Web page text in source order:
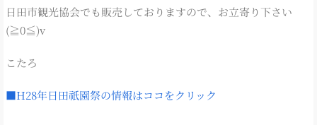
日田市観光協会でも販売しておりますので、お立寄り下さい
(≧0≦)v
こたろ
■H28年日田祇園祭の情報はココをクリック